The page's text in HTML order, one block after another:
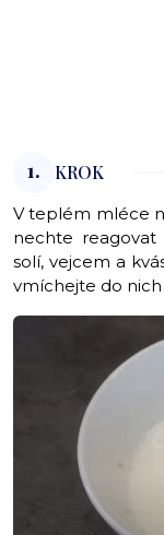
1. KROK
V teplém mléce
nechte
solí, vejcem a
vmíchejte do